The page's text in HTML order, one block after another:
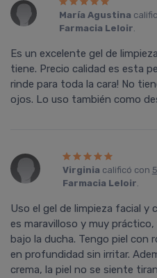
María Agustina
Farmacia Leloir.
Es un excelente gel de
tiene. Precio calidad es esta
rinde para toda la cara! No
ojos. Lo uso también como
Virginia calificó con
Farmacia Leloir.
Uso el gel de limpieza facial y
es maravilloso y muy
bajo la ducha. Tengo piel con
en profundidad sin irritar.
crema, la piel no se siente